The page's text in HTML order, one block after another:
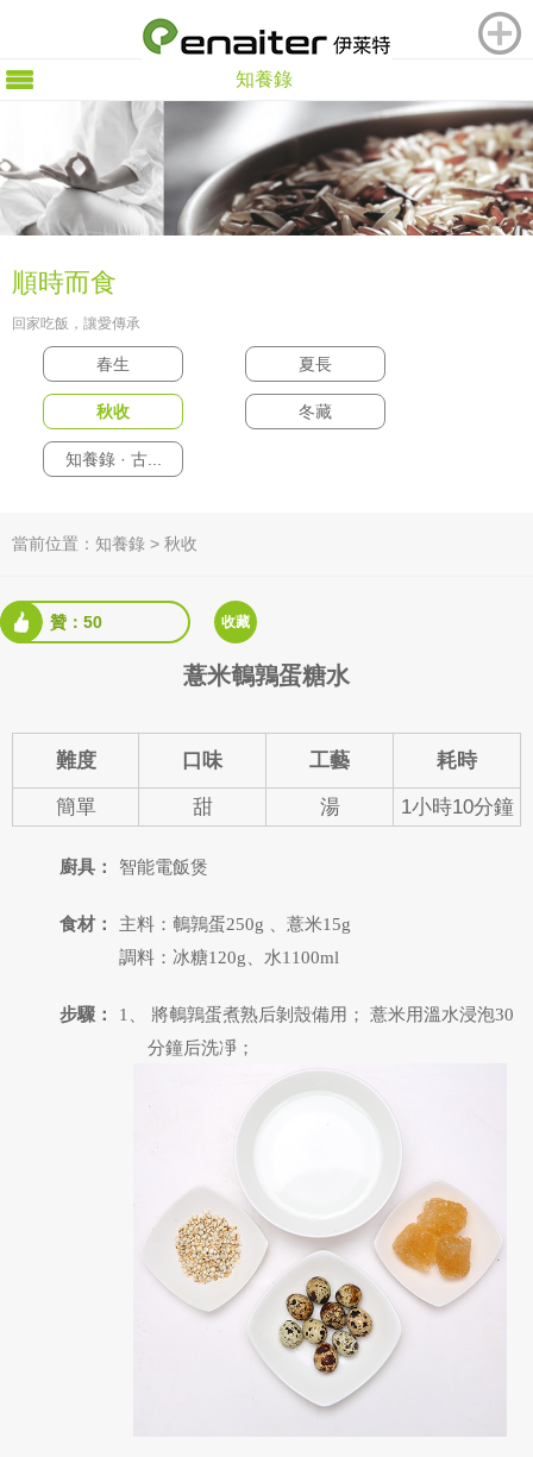
知養錄
順時而食
回家吃飯，讓愛傳承
春生 夏長
秋收 冬藏
知養錄 · 古...
當前位置： 知養錄 > 秋收
贊：50 收藏
薏米鵪鶉蛋糖水
難度 口味 工藝 耗時
簡單 甜 湯 1小時10分鐘
廚具： 智能電飯煲
食材：
主料：鵪鶉蛋250g 、薏米15g
調料：冰糖120g、水1100ml
步驟： 1、 將鵪鶉蛋煮熟后剝殼備用； 薏米用溫水浸泡30
分鐘后洗凈；